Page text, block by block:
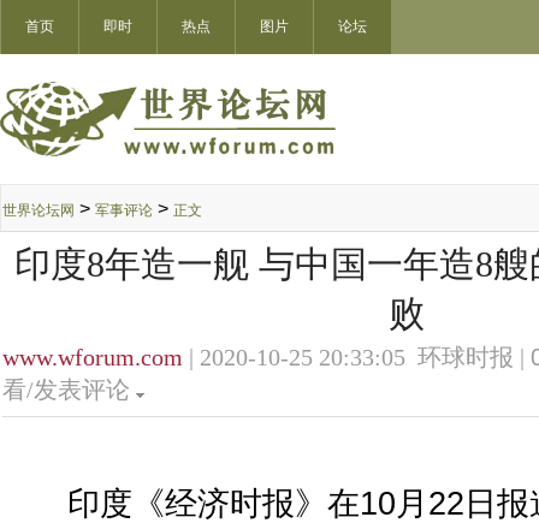
首页 即时 热点 图片 论坛
世界论坛网 > 军事评论 > 正文
印度8年造一舰 与中国一年造8
败
www.wforum.com | 2020-10-25 20:33:05 环球时报 |
看/发表评论
印度《经济时报》在10月22日报